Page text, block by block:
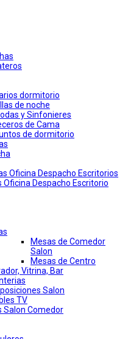
dormitorio
de noche
y Sinfonieres
de Cama
de dormitorio
Oficina Despacho Escritorios
Oficina Despacho Escritorio
Mesas de Comedor
Salon
Mesas de Centro
Vitrina, Bar
Salon
TV
Salon Comedor